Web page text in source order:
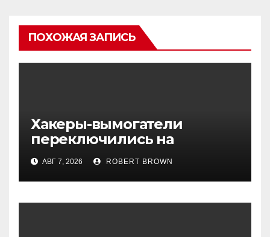
ПОХОЖАЯ ЗАПИСЬ
Хакеры-вымогатели
переключились на
инвестфонды с Уолл-стрит
АВГ 7, 2026 ROBERT BROWN